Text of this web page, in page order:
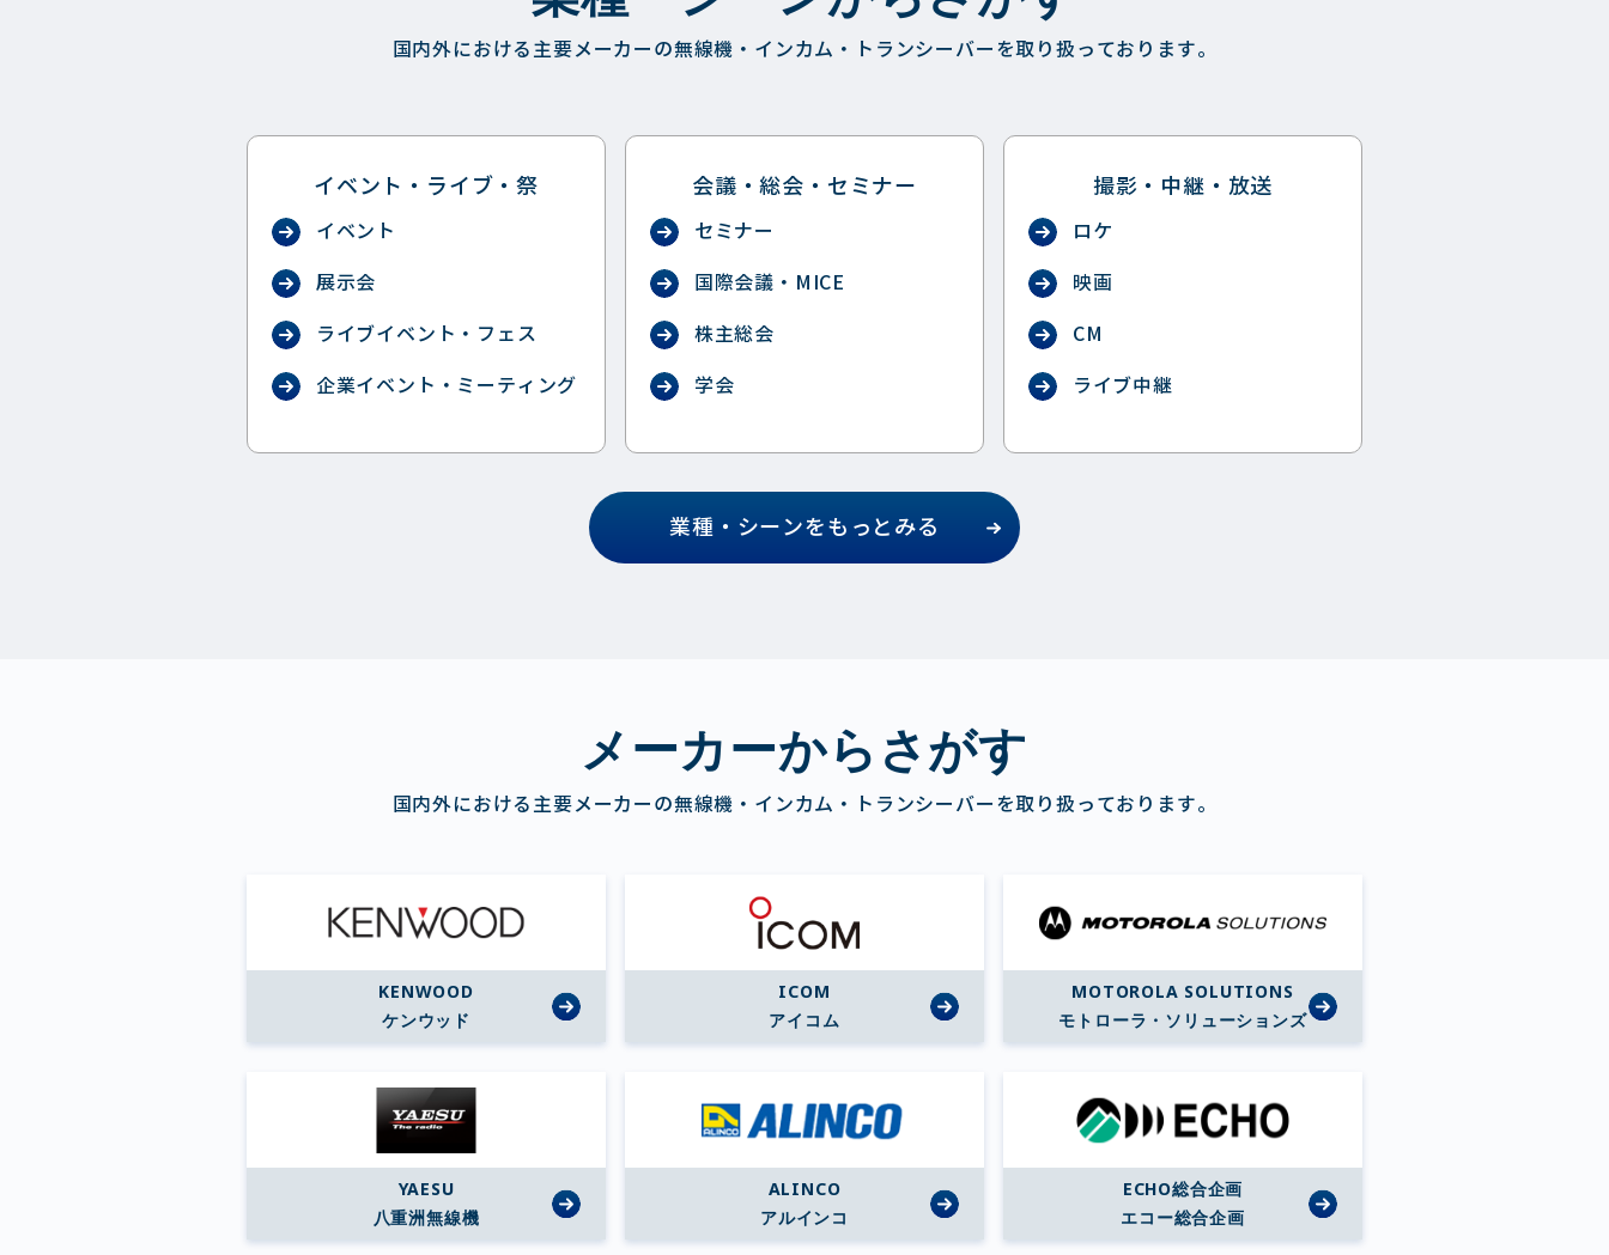
国内外における主要メーカーの無線機・インカム・トランシーバーを取り扱っております。
イベント・ライブ・祭
イベント
展示会
ライブイベント・フェス
企業イベント・ミーティング
会議・総会・セミナー
セミナー
国際会議・MICE
株主総会
学会
撮影・中継・放送
ロケ
映画
CM
ライブ中継
業種・シーンをもっとみる
メーカーからさがす
国内外における主要メーカーの無線機・インカム・トランシーバーを取り扱っております。
KENWOOD
ケンウッド
ICOM
アイコム
MOTOROLA SOLUTIONS
モトローラ・ソリューションズ
YAESU
八重洲無線機
ALINCO
アルインコ
ECHO総合企画
エコー総合企画